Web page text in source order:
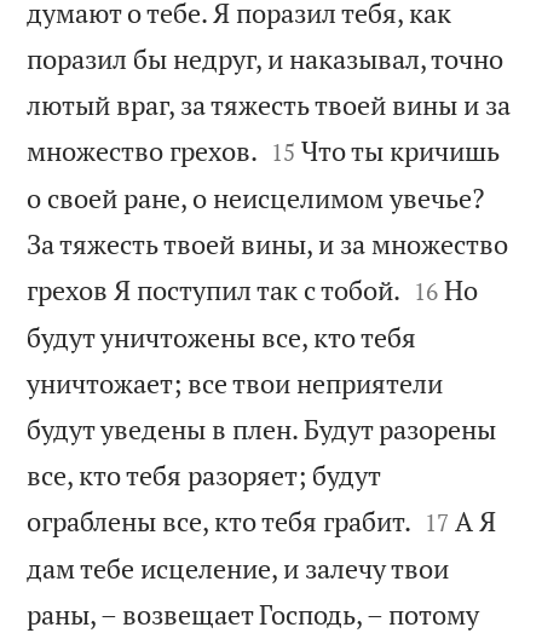
думают о тебе. Я поразил тебя, как
поразил бы недруг, и наказывал, точно
лютый враг, за тяжесть твоей вины и за
множество грехов. 

15 Что ты кричишь
о своей ране, о неисцелимом увечье?
За тяжесть твоей вины, и за множество
грехов Я поступил так с тобой. 

16 Но
будут уничтожены все, кто тебя
уничтожает; все твои неприятели
будут уведены в плен. Будут разорены
все, кто тебя разоряет; будут
ограблены все, кто тебя грабит. 

17 А Я
дам тебе исцеление, и залечу твои
раны, – возвещает Господь, – потому